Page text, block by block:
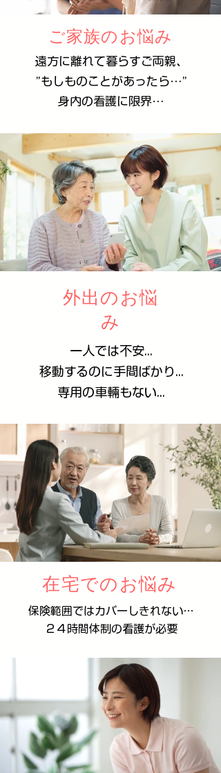
ご家族のお悩み
遠方に離れて暮らすご両親、
”もしものことがあったら…”
身内の看護に限界…
外出のお悩
み
一人では不安...
移動するのに手間ばかり...
​専用の車輛もない...
在宅でのお悩み
保険範囲ではカバーしきれない…
２４時間体制の看護が必要